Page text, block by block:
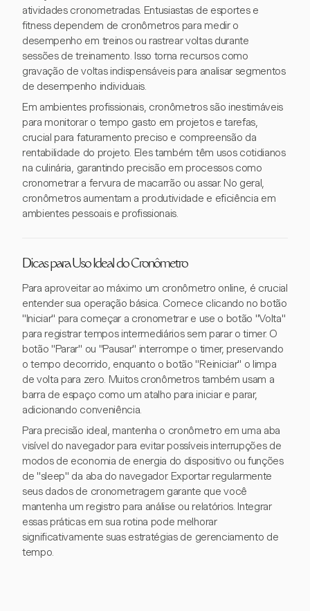
atividades cronometradas. Entusiastas de esportes e
fitness dependem de cronômetros para medir o
desempenho em treinos ou rastrear voltas durante
sessões de treinamento. Isso torna recursos como
gravação de voltas indispensáveis para analisar segmentos
de desempenho individuais.
Em ambientes profissionais, cronômetros são inestimáveis
para monitorar o tempo gasto em projetos e tarefas,
crucial para faturamento preciso e compreensão da
rentabilidade do projeto. Eles também têm usos cotidianos
na culinária, garantindo precisão em processos como
cronometrar a fervura de macarrão ou assar. No geral,
cronômetros aumentam a produtividade e eficiência em
ambientes pessoais e profissionais.
Dicas para Uso Ideal do Cronômetro
Para aproveitar ao máximo um cronômetro online, é crucial
entender sua operação básica. Comece clicando no botão
"Iniciar" para começar a cronometrar e use o botão "Volta"
para registrar tempos intermediários sem parar o timer. O
botão "Parar" ou "Pausar" interrompe o timer, preservando
o tempo decorrido, enquanto o botão "Reiniciar" o limpa
de volta para zero. Muitos cronômetros também usam a
barra de espaço como um atalho para iniciar e parar,
adicionando conveniência.
Para precisão ideal, mantenha o cronômetro em uma aba
visível do navegador para evitar possíveis interrupções de
modos de economia de energia do dispositivo ou funções
de "sleep" da aba do navegador. Exportar regularmente
seus dados de cronometragem garante que você
mantenha um registro para análise ou relatórios. Integrar
essas práticas em sua rotina pode melhorar
significativamente suas estratégias de gerenciamento de
tempo.